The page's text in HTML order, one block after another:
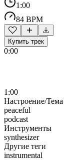
1:00
84 BPM
Купить трек
0:00
1:00
Настроение/Тема
peaceful
podcast
Инструменты
synthesizer
Другие теги
instrumental